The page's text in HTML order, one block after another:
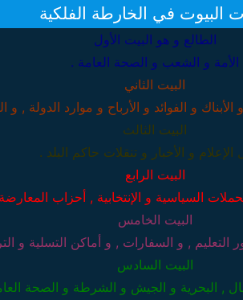
البيوت في الخارطة الفلكية
الطالع و هو البيت الأول
الأمة و الشعب و الصحة العامة .
البيت الثاني
و الفوائد و الأرباح و موارد الدولة , و
البيت الثالث
الإعلام و الأخبار و تنقلات حاكم البلد .
البيت الرابع
السياسية و الإنتخابية , أحزاب
البيت الخامس
, و السفارات , و أماكن التسلية و
البيت السادس
, البحرية و الجيش و الشرطة و الصحة